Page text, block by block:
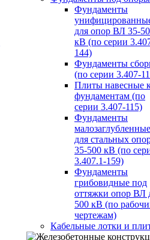
Фундаменты
для опор ВЛ 35-
кВ (по серии
144)
Фундаменты
(по серии 3.407-
Плиты навесные
фундаментам (по
серии 3.407-115)
Фундаменты
малозаглубленные
для стальных
35-500 кВ (по
3.407.1-159)
Фундаменты
грибовидные под
оттяжки опор ВЛ
500 кВ (по
чертежам)
Кабельные лотки и